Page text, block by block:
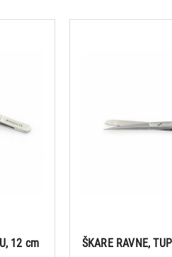
12 cm ŠKARE RAVNE,